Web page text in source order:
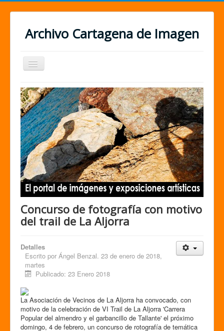
Archivo Cartagena de Imagen
Cambiar
navegación
Concurso de fotografía con motivo
del trail de La Aljorra
Detalles
Escrito por Ángel Benzal. 23 de enero de 2018,
martes
Publicado: 23 Enero 2018
La Asociación de Vecinos de La Aljorra ha convocado, con
motivo de la celebración de VI Trail de La Aljorra 'Carrera
Popular del almendro y el garbancillo de Tallante' el próximo
domingo, 4 de febrero, un concurso de rotografía de temática